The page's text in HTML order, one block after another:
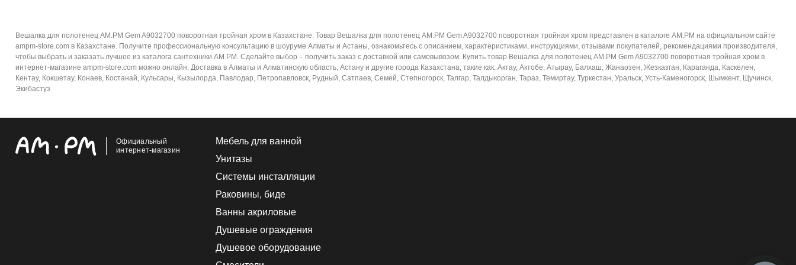
Вешалка для полотенец AM.PM Gem A9032700 поворотная тройная хром в Казахстане. Товар Вешалка для полотенец AM.PM Gem A9032700 поворотная тройная хром представлен в каталоге AM.PM на официальном сайте
ampm-store.com в Казахстане. Получите профессиональную консультацию в шоуруме Алматы и Астаны, ознакомьтесь с описанием, характеристиками, инструкциями, отзывами покупателей, рекомендациями производителя,
чтобы выбрать и заказать лучшее из каталога сантехники AM.PM. Сделайте выбор – получить заказ с доставкой или самовывозом. Купить товар Вешалка для полотенец AM.PM Gem A9032700 поворотная тройная хром в
интернет-магазине ampm-store.com можно онлайн. Доставка в Алматы и Алматинскую область, Астану и другие города Казахстана, такие как: Актау, Актобе, Атырау, Балхаш, Жанаозен, Жезказган, Караганда, Каскелен,
Кентау, Кокшетау, Конаев, Костанай, Кульсары, Кызылорда, Павлодар, Петропавловск, Рудный, Сатпаев, Семей, Степногорск, Талгар, Талдыкорган, Тараз, Темиртау, Туркестан, Уральск, Усть-Каменогорск, Шымкент, Щучинск,
Экибастуз
Официальный
интернет-магазин
Мебель для ванной
Унитазы
Системы инсталляции
Раковины, биде
Ванны акриловые
Душевые ограждения
Душевое оборудование